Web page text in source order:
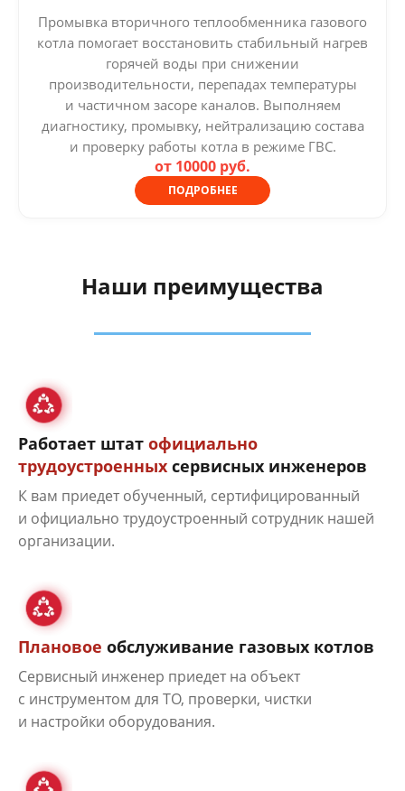
Промывка вторичного теплообменника газового
котла помогает восстановить стабильный нагрев
горячей воды при снижении
производительности, перепадах температуры
и частичном засоре каналов. Выполняем
диагностику, промывку, нейтрализацию состава
и проверку работы котла в режиме ГВС.
от 10000 руб.
ПОДРОБНЕЕ
Наши преимущества
Работает штат официально
трудоустроенных сервисных инженеров
К вам приедет обученный, сертифицированный
и официально трудоустроенный сотрудник нашей
организации.
Плановое обслуживание газовых котлов
Сервисный инженер приедет на объект
с инструментом для ТО, проверки, чистки
и настройки оборудования.